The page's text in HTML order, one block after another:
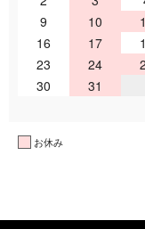
9
10
16
17
23
24
30
31
お休み